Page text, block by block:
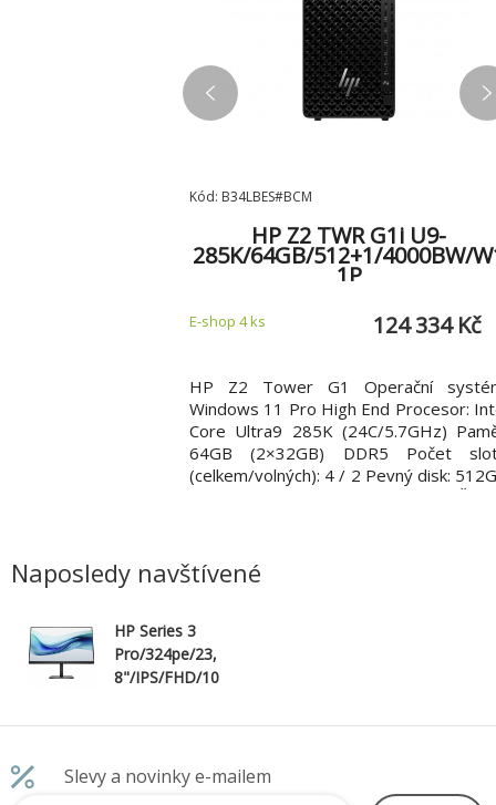
a skvě
Kód: B34LBES#BCM
HP Z2 TWR G1i U9-
285K/64GB/512+1/4000BW/
1P
E-shop 4 ks 124 334 Kč
HP Z2 Tower G1 Operační
Windows 11 Pro High End Procesor:
Core Ultra9 285K (24C/5.7GHz)
64GB (2×32GB) DDR5 Počet
(celkem/volných): 4 / 2 Pevný disk:
Z Turbo + 1TB NVMe SSDs
Ethernet: Ano Klávesnice: Ano Myš: Ano
Naposledy navštívené
HP Series 3
Pro/324pe/23,
8"/IPS/FHD/10
k/3R
Slevy a novinky e-mailem